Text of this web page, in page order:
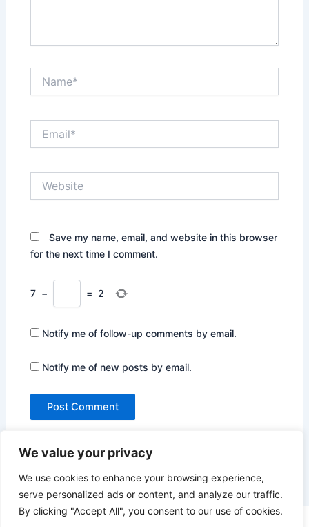
We value your privacy
We use cookies to enhance your browsing experience,
serve personalized ads or content, and analyze our traffic.
By clicking "Accept All", you consent to our use of cookies.
Save my name, email, and website in this browser
for the next time I comment.
7 − = 2
Notify me of follow-up comments by email.
Notify me of new posts by email.